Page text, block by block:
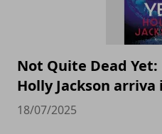
Not Quite Dead
Holly Jackson
18/07/2025